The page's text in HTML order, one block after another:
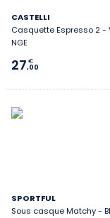
CASTELLI
Casquette Espresso 2 -
NGE
27,00
€
SPORTFUL
Sous casque Matchy -